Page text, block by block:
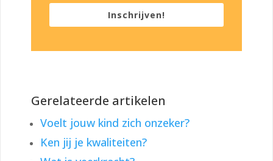
Inschrijven!
Gerelateerde artikelen
Voelt jouw kind zich onzeker?
Ken jij je kwaliteiten?